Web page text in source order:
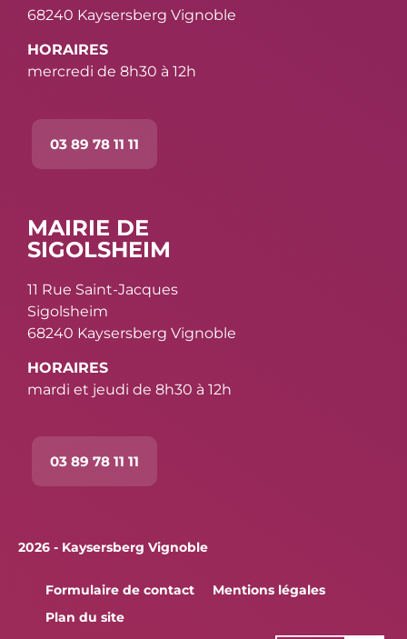
68240 Kaysersberg Vignoble
HORAIRES
mercredi de 8h30 à 12h
03 89 78 11 11
MAIRIE DE
SIGOLSHEIM
11 Rue Saint-Jacques
Sigolsheim
68240 Kaysersberg Vignoble
HORAIRES
mardi et jeudi de 8h30 à 12h
03 89 78 11 11
2026 - Kaysersberg Vignoble
Formulaire de contact
Mentions légales
Plan du site